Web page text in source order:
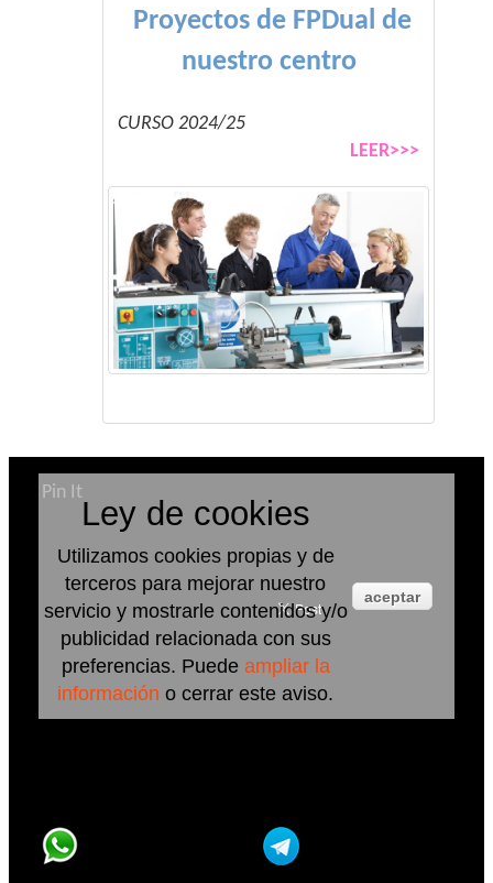
Proyectos de FPDual de
nuestro centro
CURSO 2024/25
LEER>>>
Pin It
Ley de cookies
Utilizamos cookies propias y de
terceros para mejorar nuestro
servicio y mostrarle contenidos y/o
publicidad relacionada con sus
preferencias. Puede ampliar la
información o cerrar este aviso.
aceptar